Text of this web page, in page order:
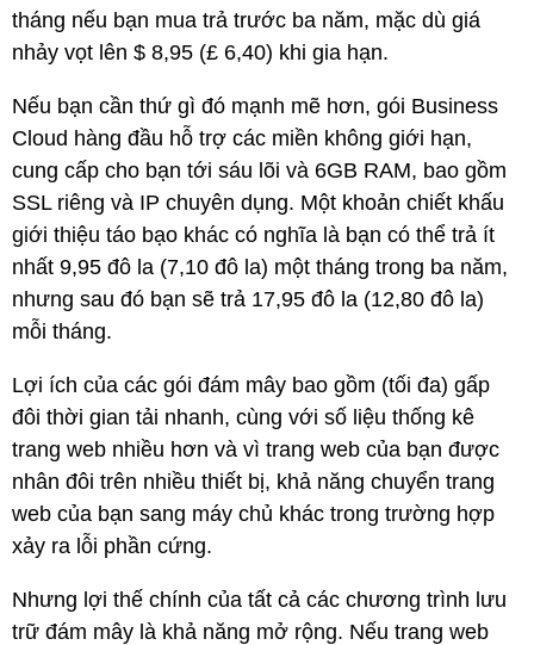
tháng nếu bạn mua trả trước ba năm, mặc dù giá
nhảy vọt lên $ 8,95 (£ 6,40) khi gia hạn.
Nếu bạn cần thứ gì đó mạnh mẽ hơn, gói Business
Cloud hàng đầu hỗ trợ các miền không giới hạn,
cung cấp cho bạn tới sáu lõi và 6GB RAM, bao gồm
SSL riêng và IP chuyên dụng. Một khoản chiết khấu
giới thiệu táo bạo khác có nghĩa là bạn có thể trả ít
nhất 9,95 đô la (7,10 đô la) một tháng trong ba năm,
nhưng sau đó bạn sẽ trả 17,95 đô la (12,80 đô la)
mỗi tháng.
Lợi ích của các gói đám mây bao gồm (tối đa) gấp
đôi thời gian tải nhanh, cùng với số liệu thống kê
trang web nhiều hơn và vì trang web của bạn được
nhân đôi trên nhiều thiết bị, khả năng chuyển trang
web của bạn sang máy chủ khác trong trường hợp
xảy ra lỗi phần cứng.
Nhưng lợi thế chính của tất cả các chương trình lưu
trữ đám mây là khả năng mở rộng. Nếu trang web